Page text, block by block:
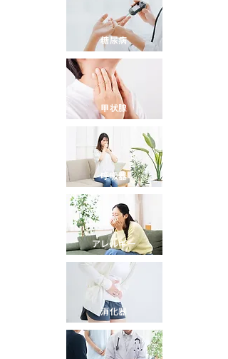
糖尿病
甲状腺
呼吸器
アレルギー
消化器